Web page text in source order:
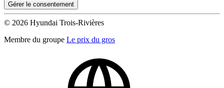
Gérer le consentement
© 2026 Hyundai Trois-Rivières
Membre du groupe Le prix du gros